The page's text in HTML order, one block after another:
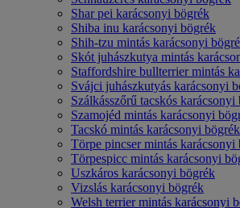
Shar pei karácsonyi bögrék
Shiba inu karácsonyi bögrék
Shih-tzu mintás karácsonyi
Skót juhászkutya mintás
Staffordshire bullterrier mintás
Svájci juhászkutyás karácsonyi
Szálkásszőrű tacskós karácsonyi
Szamojéd mintás karácsonyi
Tacskó mintás karácsonyi bögrék
Törpe pincser mintás karácsonyi
Törpespicc mintás karácsonyi
Uszkáros karácsonyi bögrék
Vizslás karácsonyi bögrék
Welsh terrier mintás karácsonyi